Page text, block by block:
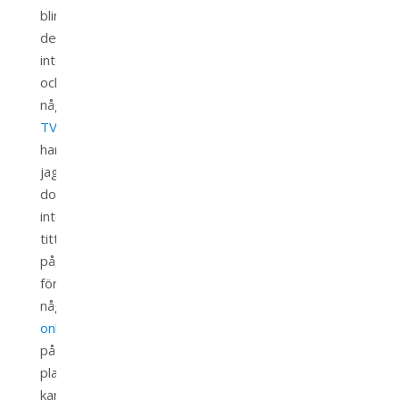
blir
det
inte
och
någon
TV
har
jag
dock
inte
tittat
på,
förutom
några
onlinesändningar
på
play-
kanalerna.